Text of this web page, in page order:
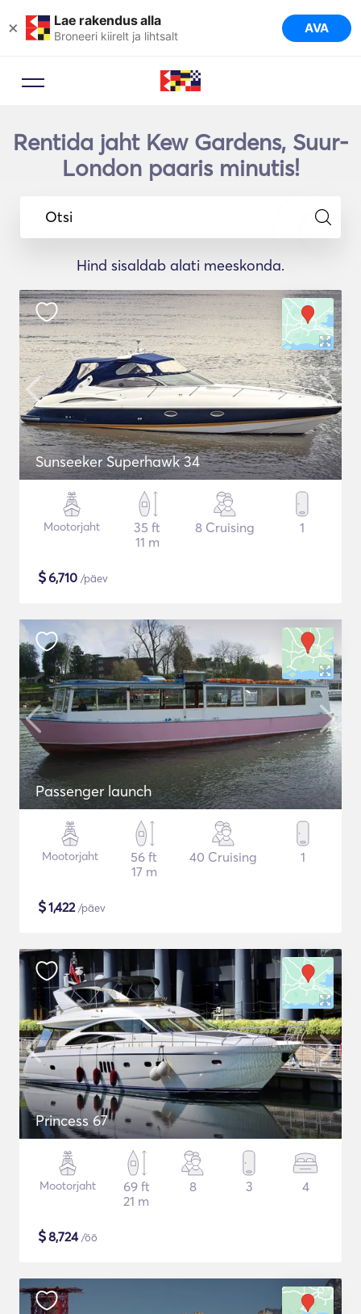
× Lae rakendus alla
Broneeri kiirelt ja lihtsalt AVA
Rentida jaht Kew Gardens, Suur-
London paaris minutis!
Otsi
Hind sisaldab alati meeskonda.
Sunseeker Superhawk 34
Mootorjaht
35 ft
11 m
8 Cruising 1
$6,710 /päev
Passenger launch
Mootorjaht
56 ft
17 m
40 Cruising 1
$1,422/päev
Princess 67
Mootorjaht
69 ft
21 m
8 3 4
$8,724/öö